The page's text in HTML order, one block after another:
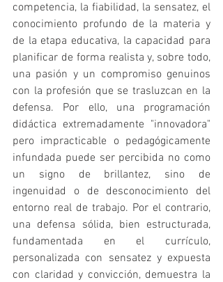
competencia, la fiabilidad, la sensatez, el
conocimiento profundo de la materia y
de la etapa educativa, la capacidad para
planificar de forma realista y, sobre todo,
una pasión y un compromiso genuinos
con la profesión que se trasluzcan en la
defensa. Por ello, una programación
didáctica extremadamente "innovadora"
pero impracticable o pedagógicamente
infundada puede ser percibida no como
un signo de brillantez, sino de
ingenuidad o de desconocimiento del
entorno real de trabajo. Por el contrario,
una defensa sólida, bien estructurada,
fundamentada en el currículo,
personalizada con sensatez y expuesta
con claridad y convicción, demuestra la